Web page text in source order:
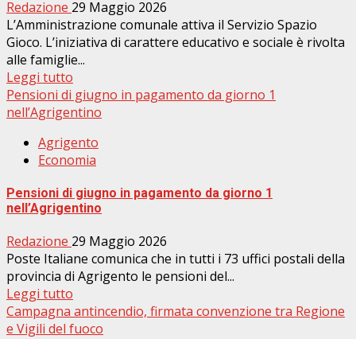
Redazione 29 Maggio 2026
L’Amministrazione comunale attiva il Servizio Spazio
Gioco. L’iniziativa di carattere educativo e sociale è rivolta
alle famiglie...
Leggi tutto
Pensioni di giugno in pagamento da giorno 1
nell’Agrigentino
Agrigento
Economia
Pensioni di giugno in pagamento da giorno 1
nell’Agrigentino
Redazione 29 Maggio 2026
Poste Italiane comunica che in tutti i 73 uffici postali della
provincia di Agrigento le pensioni del...
Leggi tutto
Campagna antincendio, firmata convenzione tra Regione
e Vigili del fuoco